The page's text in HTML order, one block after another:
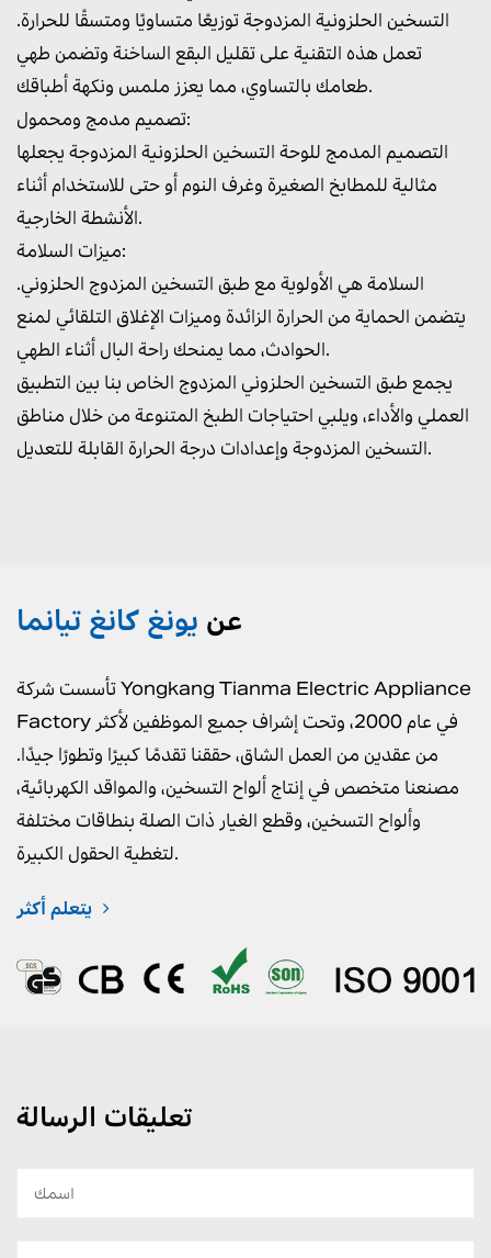
التسخين الحلزونية المزدوجة توزيعًا متساويًا ومتسقًا للحرارة.
تعمل هذه التقنية على تقليل البقع الساخنة وتضمن طهي
طعامك بالتساوي، مما يعزز ملمس ونكهة أطباقك.
تصميم مدمج ومحمول:
التصميم المدمج للوحة التسخين الحلزونية المزدوجة يجعلها
مثالية للمطابخ الصغيرة وغرف النوم أو حتى للاستخدام أثناء
الأنشطة الخارجية.
ميزات السلامة:
السلامة هي الأولوية مع طبق التسخين المزدوج الحلزوني.
يتضمن الحماية من الحرارة الزائدة وميزات الإغلاق التلقائي لمنع
الحوادث، مما يمنحك راحة البال أثناء الطهي.
يجمع طبق التسخين الحلزوني المزدوج الخاص بنا بين التطبيق
العملي والأداء، ويلبي احتياجات الطبخ المتنوعة من خلال مناطق
التسخين المزدوجة وإعدادات درجة الحرارة القابلة للتعديل.
عن يونغ كانغ تيانما
تأسست شركة Yongkang Tianma Electric Appliance
Factory في عام 2000، وتحت إشراف جميع الموظفين لأكثر
من عقدين من العمل الشاق، حققنا تقدمًا كبيرًا وتطورًا جيدًا.
مصنعنا متخصص في إنتاج ألواح التسخين، والمواقد الكهربائية،
وألواح التسخين، وقطع الغيار ذات الصلة بنطاقات مختلفة
لتغطية الحقول الكبيرة.
يتعلم أكثر
تعليقات الرسالة